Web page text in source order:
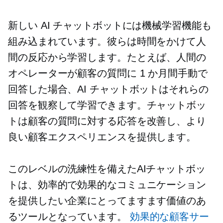
新しい AI チャットボットには機械学習機能も
組み込まれています。彼らは時間をかけて人
間の反応から学習します。たとえば、人間の
オペレーターが顧客の質問に 1 か月間手動で
回答した場合、AI チャットボットはそれらの
回答を観察して学習できます。チャットボッ
トは顧客の質問に対する応答を改善し、より
良い顧客エクスペリエンスを提供します。
このレベルの洗練性を備えたAIチャットボッ
トは、効率的で効果的なコミュニケーション
を提供したい企業にとってますます価値のあ
るツールとなっています。 効果的な顧客サー